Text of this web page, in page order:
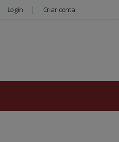
Login Criar conta